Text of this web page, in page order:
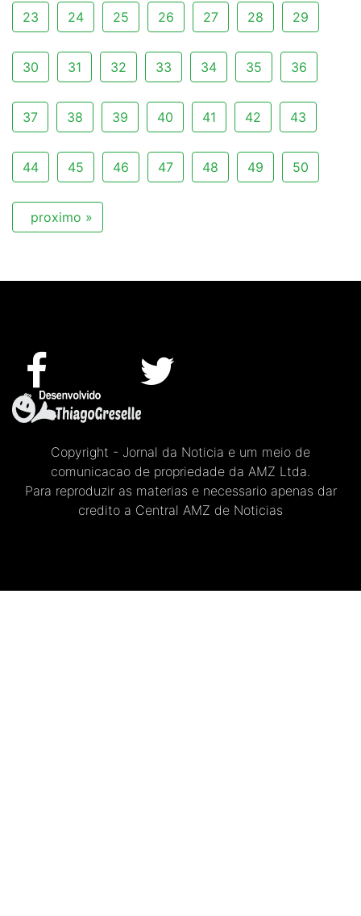
23 24 25 26 27 28 29
30 31 32 33 34 35 36
37 38 39 40 41 42 43
44 45 46 47 48 49 50
proximo »
Copyright - Jornal da Noticia e um meio de
comunicacao de propriedade da AMZ Ltda.
Para reproduzir as materias e necessario apenas dar
credito a Central AMZ de Noticias